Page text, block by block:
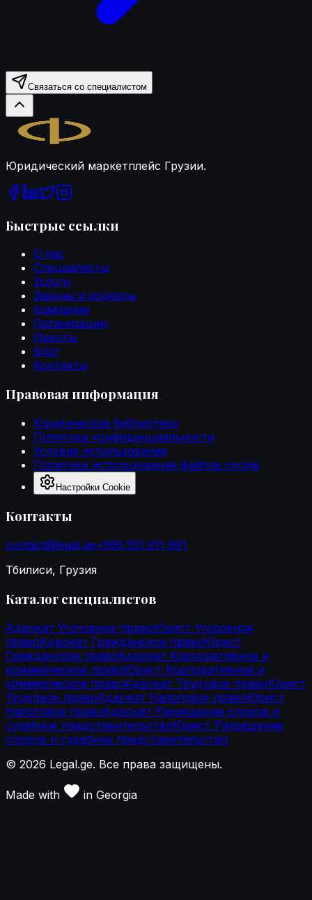
Связаться со специалистом
Юридический маркетплейс Грузии.
Быстрые ссылки
О нас
Специалисты
Услуги
Законы и кодексы
Компании
Организации
Ивенты
Блог
Контакты
Правовая информация
Юридическая библиотека
Политика конфиденциальности
Условия использования
Политика использования файлов cookie
Настройки Cookie
Контакты
contact@legal.ge+995 551 911 961
Тбилиси, Грузия
Каталог специалистов
Адвокат Уголовное правоЮрист Уголовное
правоАдвокат Гражданское правоЮрист
Гражданское правоАдвокат Корпоративное и
коммерческое правоЮрист Корпоративное и
коммерческое правоАдвокат Трудовое правоЮрист
Трудовое правоАдвокат Налоговое правоЮрист
Налоговое правоАдвокат Разрешение споров и
судебное представительствоЮрист Разрешение
споров и судебное представительство
© 2026 Legal.ge. Все права защищены.
Made with in Georgia